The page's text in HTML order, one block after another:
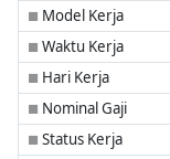
■ Model Kerja
■ Waktu Kerja
■ Hari Kerja
■ Nominal Gaji
■ Status Kerja